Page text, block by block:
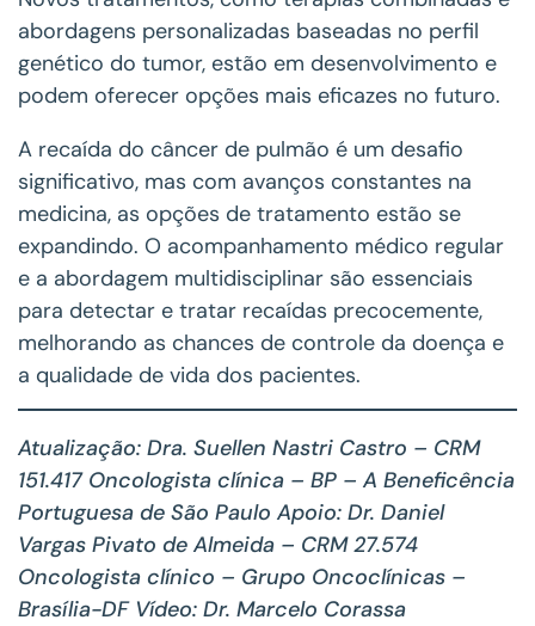
abordagens personalizadas baseadas no perfil
genético do tumor, estão em desenvolvimento e
podem oferecer opções mais eficazes no futuro.
A recaída do câncer de pulmão é um desafio
significativo, mas com avanços constantes na
medicina, as opções de tratamento estão se
expandindo. O acompanhamento médico regular
e a abordagem multidisciplinar são essenciais
para detectar e tratar recaídas precocemente,
melhorando as chances de controle da doença e
a qualidade de vida dos pacientes.
Atualização: Dra. Suellen Nastri Castro – CRM
151.417 Oncologista clínica – BP – A Beneficência
Portuguesa de São Paulo Apoio: Dr. Daniel
Vargas Pivato de Almeida – CRM 27.574
Oncologista clínico – Grupo Oncoclínicas –
Brasília-DF Vídeo: Dr. Marcelo Corassa